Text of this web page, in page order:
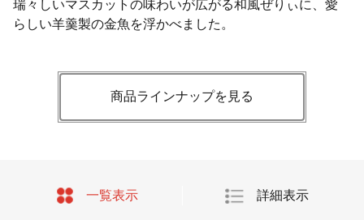
瑞々しいマスカットの味わいが広がる和風ぜりぃに、愛
らしい羊羹製の金魚を浮かべました。
商品ラインナップを見る
一覧表示 詳細表示